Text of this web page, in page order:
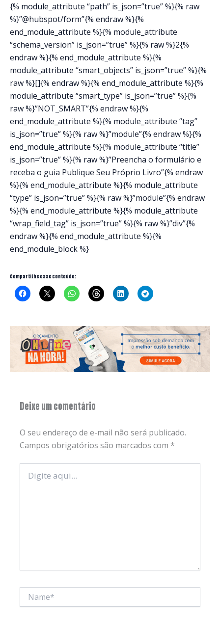
{% module_attribute “path” is_json=”true” %}{% raw
%}”@hubspot/form”{% endraw %}{%
end_module_attribute %}{% module_attribute
“schema_version” is_json=”true” %}{% raw %}2{%
endraw %}{% end_module_attribute %}{%
module_attribute “smart_objects” is_json=”true” %}{%
raw %}[]{% endraw %}{% end_module_attribute %}{%
module_attribute “smart_type” is_json=”true” %}{%
raw %}”NOT_SMART”{% endraw %}{%
end_module_attribute %}{% module_attribute “tag”
is_json=”true” %}{% raw %}”module”{% endraw %}{%
end_module_attribute %}{% module_attribute “title”
is_json=”true” %}{% raw %}”Preencha o formulário e
receba o guia Publique Seu Próprio Livro”{% endraw
%}{% end_module_attribute %}{% module_attribute
“type” is_json=”true” %}{% raw %}”module”{% endraw
%}{% end_module_attribute %}{% module_attribute
“wrap_field_tag” is_json=”true” %}{% raw %}”div”{%
endraw %}{% end_module_attribute %}{%
end_module_block %}
Compartilhe esse conteúdo:
Deixe um comentário
O seu endereço de e-mail não será publicado.
Campos obrigatórios são marcados com *
aqui...